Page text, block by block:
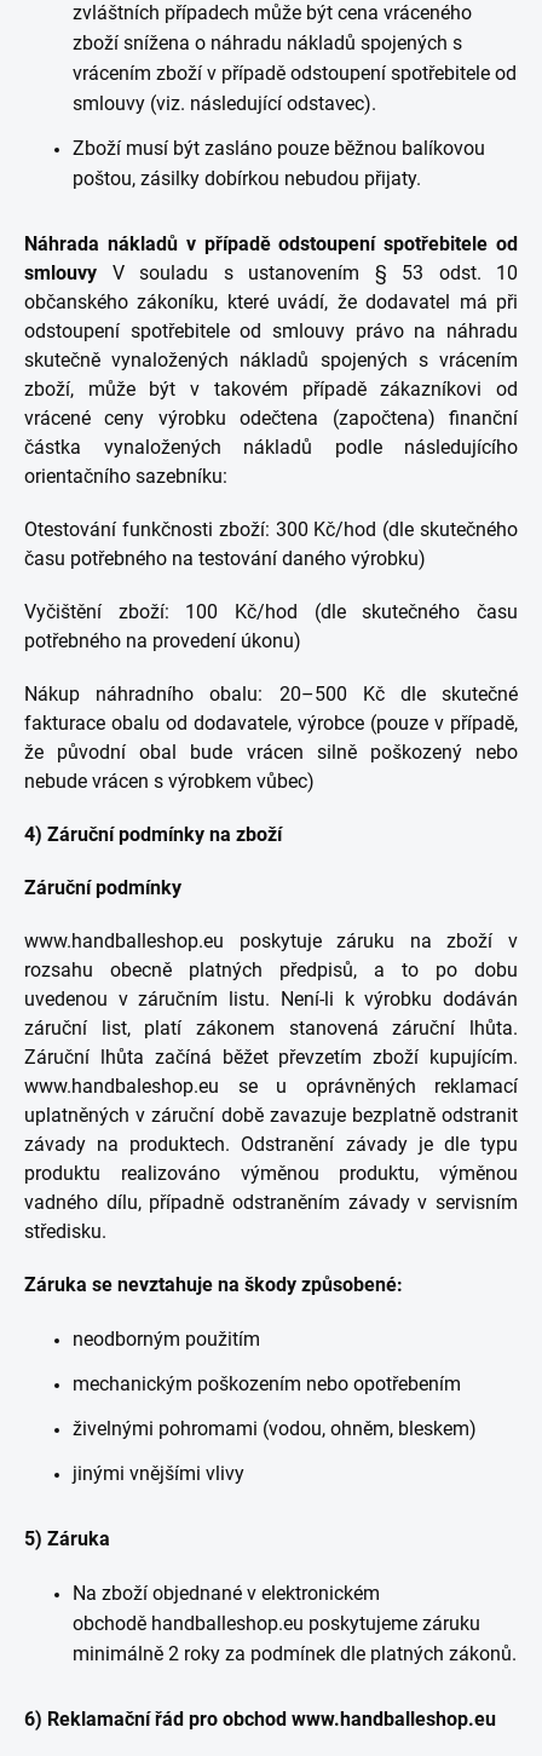
zvláštních případech může být cena vráceného
zboží snížena o náhradu nákladů spojených s
vrácením zboží v případě odstoupení spotřebitele od
smlouvy (viz. následující odstavec).
Zboží musí být zasláno pouze běžnou balíkovou
poštou, zásilky dobírkou nebudou přijaty.
Náhrada nákladů v případě odstoupení spotřebitele od
smlouvy V souladu s ustanovením § 53 odst. 10
občanského zákoníku, které uvádí, že dodavatel má při
odstoupení spotřebitele od smlouvy právo na náhradu
skutečně vynaložených nákladů spojených s vrácením
zboží, může být v takovém případě zákazníkovi od
vrácené ceny výrobku odečtena (započtena) finanční
částka vynaložených nákladů podle následujícího
orientačního sazebníku:
Otestování funkčnosti zboží: 300 Kč/hod (dle skutečného
času potřebného na testování daného výrobku)
Vyčištění zboží: 100 Kč/hod (dle skutečného času
potřebného na provedení úkonu)
Nákup náhradního obalu: 20–500 Kč dle skutečné
fakturace obalu od dodavatele, výrobce (pouze v případě,
že původní obal bude vrácen silně poškozený nebo
nebude vrácen s výrobkem vůbec)
4) Záruční podmínky na zboží
Záruční podmínky
www.handballeshop.eu poskytuje záruku na zboží v
rozsahu obecně platných předpisů, a to po dobu
uvedenou v záručním listu. Není-li k výrobku dodáván
záruční list, platí zákonem stanovená záruční lhůta.
Záruční lhůta začíná běžet převzetím zboží kupujícím.
www.handbaleshop.eu se u oprávněných reklamací
uplatněných v záruční době zavazuje bezplatně odstranit
závady na produktech. Odstranění závady je dle typu
produktu realizováno výměnou produktu, výměnou
vadného dílu, případně odstraněním závady v servisním
středisku.
Záruka se nevztahuje na škody způsobené:
neodborným použitím
mechanickým poškozením nebo opotřebením
živelnými pohromami (vodou, ohněm, bleskem)
jinými vnějšími vlivy
5) Záruka
Na zboží objednané v elektronickém
obchodě handballeshop.eu poskytujeme záruku
minimálně 2 roky za podmínek dle platných zákonů.
6) Reklamační řád pro obchod www.handballeshop.eu